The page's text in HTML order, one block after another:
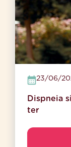
23/06/
Dispneia
ter